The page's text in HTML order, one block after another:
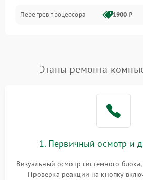
Перегрев процессора 1900 ₽
Проблемы с
подключением внешних
1400 ₽
1700 ₽
Ошибки в работе
оперативной памяти
1500 ₽
Не распознается USB-порт 1300 ₽
Этапы ремонта
1. Первичный осмотр и
Визуальный осмотр системного
Проверка реакции на кнопку